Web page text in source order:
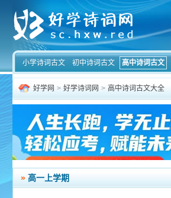
小学诗词古文 初中诗词古文 高中诗词古文
好学网 > 好学诗词网 > 高中诗词古文大全
» 高一上学期